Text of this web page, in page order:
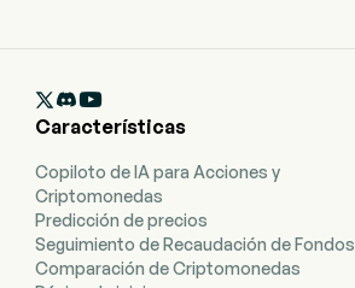

Características
Copiloto de IA para Acciones y
Criptomonedas
Predicción de precios
Seguimiento de Recaudación de Fondos
Comparación de Criptomonedas